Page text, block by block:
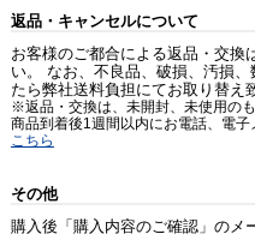
返品・キャンセルについて
お客様のご都合による返品・交換
い。 なお、不良品、破損、汚損
たら弊社送料負担にてお取り替え
※返品・交換は、未開封、未使用の
商品到着後1週間以内にお電話、電
こちら
その他
購入後「購入内容のご確認」のメ